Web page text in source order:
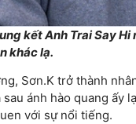
kết Anh Trai Say
khác lạ.
Sơn.K trở thành
ánh hào quang ấy
với sự nổi tiếng.